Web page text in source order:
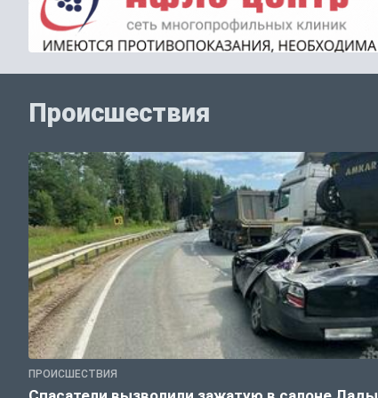
Происшествия
ПРОИСШЕСТВИЯ